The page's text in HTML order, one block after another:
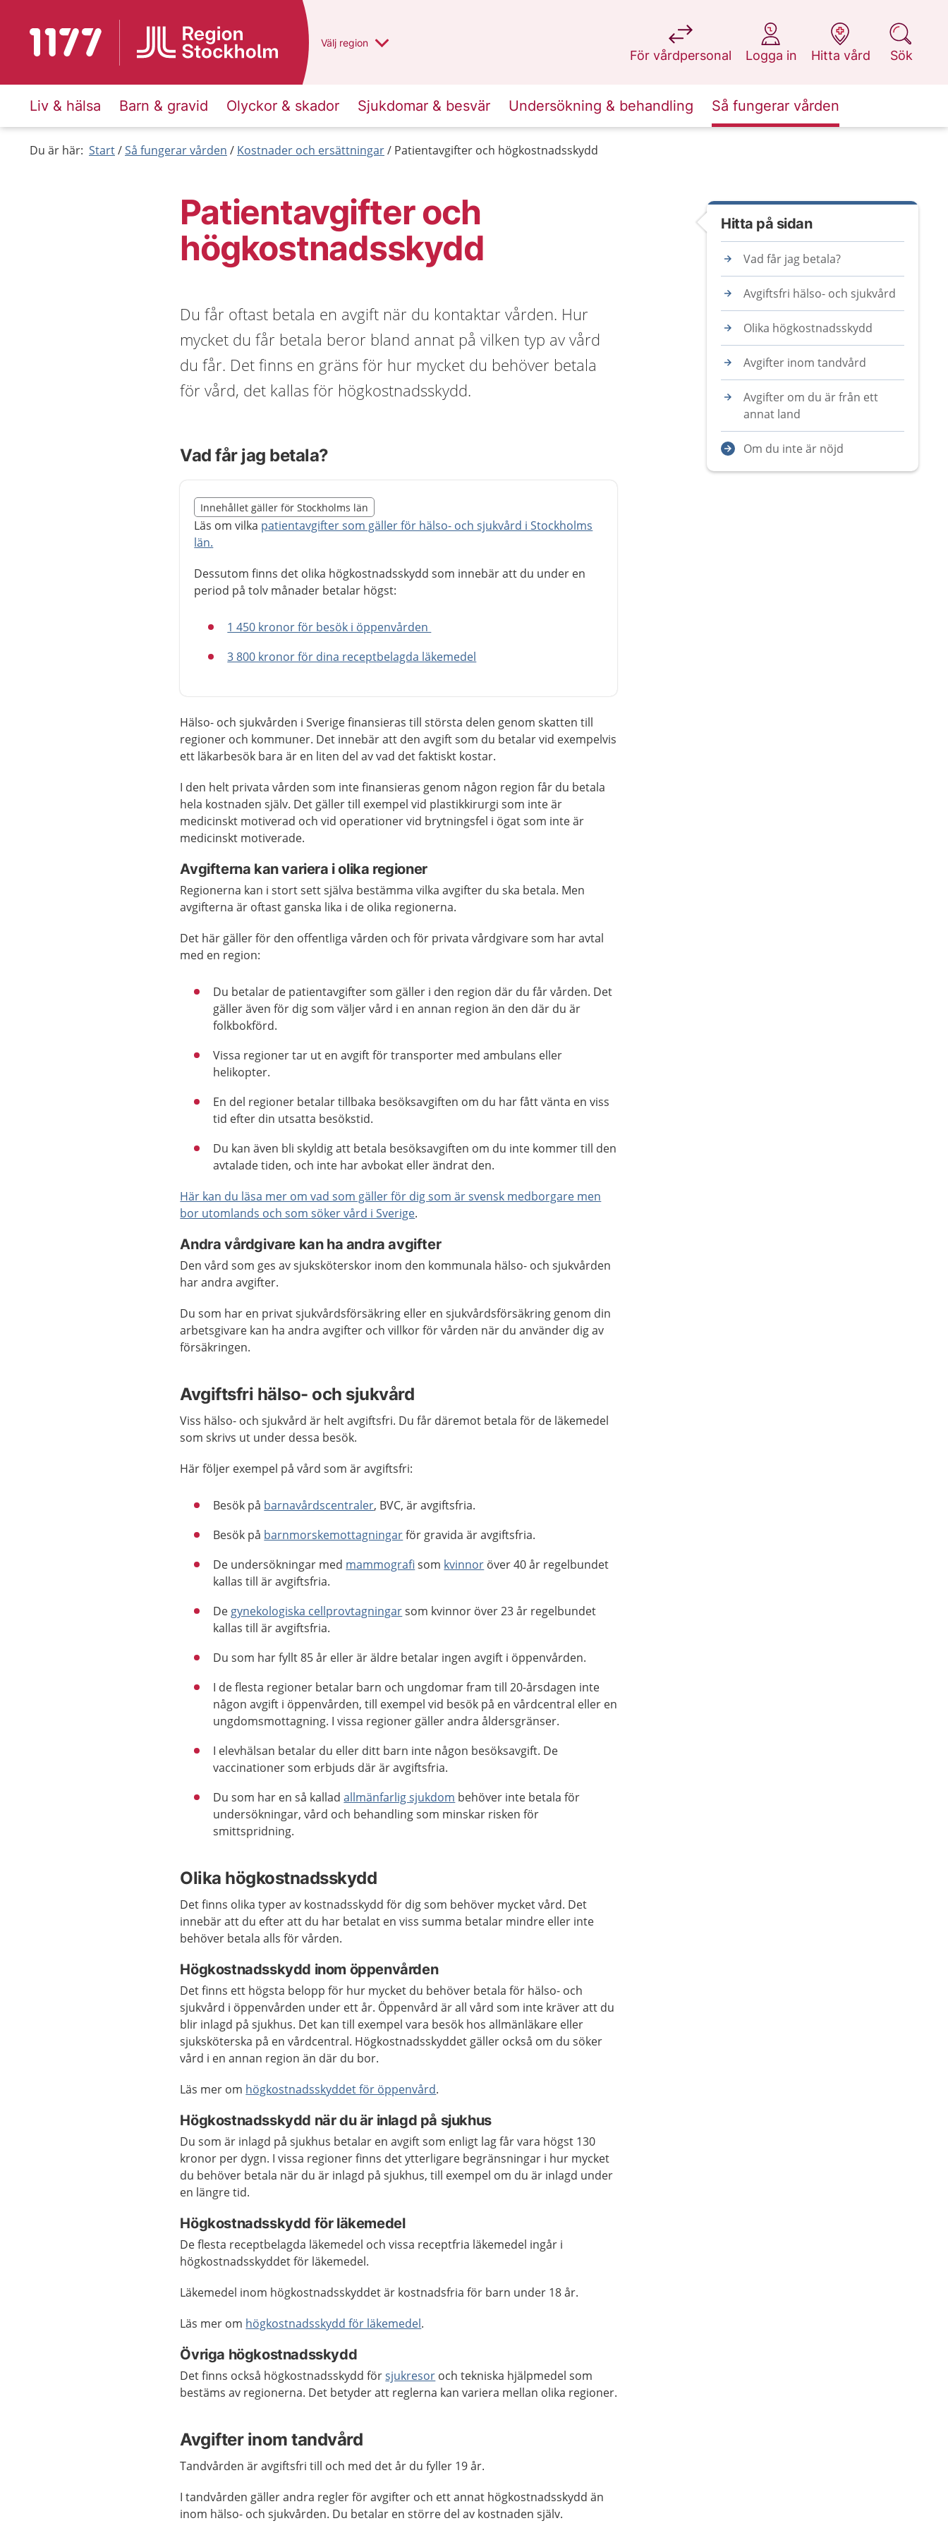
Till startsidan för 1177 Du har valt region
Välj en annan
region
För vårdpersonal
på 1177.se
Logga in
på 1177.se
Hitta vård
på 1177.se
Sök
på 1177.se
Liv & hälsa Barn & gravid Olyckor & skador Sjukdomar & besvär Undersökning & behandling Så fungerar vården
Du är här: Start Så fungerar vården Kostnader och ersättningar Patientavgifter och högkostnadsskydd
Patientavgifter och
högkostnadsskydd
Du får oftast betala en avgift när du kontaktar vården. Hur
mycket du får betala beror bland annat på vilken typ av vård
du får. Det finns en gräns för hur mycket du behöver betala
för vård, det kallas för högkostnadsskydd.
Vad får jag betala?
Nedan innehåll gäller region Stockholms län
Innehållet gäller för Stockholms län
Läs om vilka patientavgifter som gäller för hälso- och sjukvård i Stockholms
län.
Dessutom finns det olika högkostnadsskydd som innebär att du under en
period på tolv månader betalar högst:
1 450 kronor för besök i öppenvården
3 800 kronor för dina receptbelagda läkemedel
Slut på det regionala tillägget från region Stockholms län
Hälso- och sjukvården i Sverige finansieras till största delen genom skatten till
regioner och kommuner. Det innebär att den avgift som du betalar vid exempelvis
ett läkarbesök bara är en liten del av vad det faktiskt kostar.
I den helt privata vården som inte finansieras genom någon region får du betala
hela kostnaden själv. Det gäller till exempel vid plastikkirurgi som inte är
medicinskt motiverad och vid operationer vid brytningsfel i ögat som inte är
medicinskt motiverade.
Avgifterna kan variera i olika regioner
Regionerna kan i stort sett själva bestämma vilka avgifter du ska betala. Men
avgifterna är oftast ganska lika i de olika regionerna.
Det här gäller för den offentliga vården och för privata vårdgivare som har avtal
med en region:
Du betalar de patientavgifter som gäller i den region där du får vården. Det
gäller även för dig som väljer vård i en annan region än den där du är
folkbokförd.
Vissa regioner tar ut en avgift för transporter med ambulans eller
helikopter.
En del regioner betalar tillbaka besöksavgiften om du har fått vänta en viss
tid efter din utsatta besökstid.
Du kan även bli skyldig att betala besöksavgiften om du inte kommer till den
avtalade tiden, och inte har avbokat eller ändrat den.
Här kan du läsa mer om vad som gäller för dig som är svensk medborgare men
bor utomlands och som söker vård i Sverige.
Andra vårdgivare kan ha andra avgifter
Den vård som ges av sjuksköterskor inom den kommunala hälso- och sjukvården
har andra avgifter.
Du som har en privat sjukvårdsförsäkring eller en sjukvårdsförsäkring genom din
arbetsgivare kan ha andra avgifter och villkor för vården när du använder dig av
försäkringen.
Avgiftsfri hälso- och sjukvård
Viss hälso- och sjukvård är helt avgiftsfri. Du får däremot betala för de läkemedel
som skrivs ut under dessa besök.
Här följer exempel på vård som är avgiftsfri:
Besök på barnavårdscentraler, BVC, är avgiftsfria.
Besök på barnmorskemottagningarför gravida är avgiftsfria.
De undersökningar med mammografi som kvinnor över 40 år regelbundet
kallas till är avgiftsfria.
De gynekologiska cellprovtagningarsom kvinnor över 23 år regelbundet
kallas till är avgiftsfria.
Du som har fyllt 85 år eller är äldre betalar ingen avgift i öppenvården.
I de flesta regioner betalar barn och ungdomar fram till 20-årsdagen inte
någon avgift i öppenvården, till exempel vid besök på en vårdcentral eller en
ungdomsmottagning. I vissa regioner gäller andra åldersgränser.
I elevhälsan betalar du eller ditt barn inte någon besöksavgift. De
vaccinationer som erbjuds där är avgiftsfria.
Du som har en så kalladallmänfarlig sjukdom behöver inte betala för
undersökningar, vård och behandling som minskar risken för
smittspridning.
Olika högkostnadsskydd
Det finns olika typer av kostnadsskydd för dig som behöver mycket vård. Det
innebär att du efter att du har betalat en viss summa betalar mindre eller inte
behöver betala alls för vården.
Högkostnadsskydd inom öppenvården
Det finns ett högsta belopp för hur mycket du behöver betala för hälso- och
sjukvård i öppenvården under ett år. Öppenvård är all vård som inte kräver att du
blir inlagd på sjukhus. Det kan till exempel vara besök hos allmänläkare eller
sjuksköterska på en vårdcentral. Högkostnadsskyddet gäller också om du söker
vård i en annan region än där du bor.
Läs mer om högkostnadsskyddet för öppenvård.
Högkostnadsskydd när du är inlagd på sjukhus
Du som är inlagd på sjukhus betalar en avgift som enligt lag får vara högst 130
kronor per dygn. I vissa regioner finns det ytterligare begränsningar i hur mycket
du behöver betala när du är inlagd på sjukhus, till exempel om du är inlagd under
en längre tid.
Högkostnadsskydd för läkemedel
De flesta receptbelagda läkemedel och vissa receptfria läkemedel ingår i
högkostnadsskyddet för läkemedel.
Läkemedel inom högkostnadsskyddet är kostnadsfria för barn under 18 år.
Läs mer om högkostnadsskydd för läkemedel.
Övriga högkostnadsskydd
Det finns också högkostnadsskydd försjukresor och tekniska hjälpmedel som
bestäms av regionerna. Det betyder att reglerna kan variera mellan olika regioner.
Avgifter inom tandvård
Tandvården är avgiftsfri till och med det år du fyller 19 år.
I tandvården gäller andra regler för avgifter och ett annat högkostnadsskydd än
inom hälso- och sjukvården. Du betalar en större del av kostnaden själv.
Hitta på sidan
Vad får jag betala?
Avgiftsfri hälso- och sjukvård
Olika högkostnadsskydd
Avgifter inom tandvård
Avgifter om du är från ett
annat land
Om du inte är nöjd